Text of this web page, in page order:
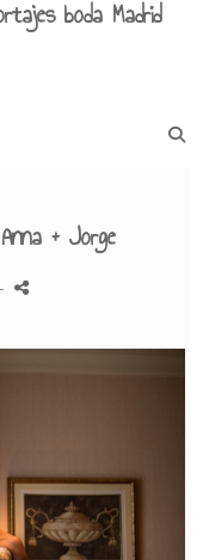
+ Jorge